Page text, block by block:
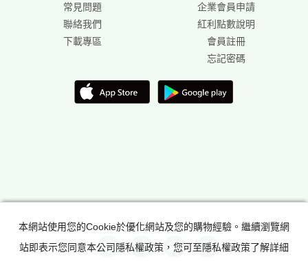
常見問題
聯絡我們
下載專區
企業會員申請
紅利點數說明
會員註冊
忘記密碼
本網站使用您的Cookie於優化網站及您的購物經驗。繼續瀏覽網
站即表示您同意本公司隱私權政策，您可至隱私權政策了解詳細